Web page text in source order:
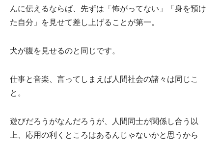
んに伝えるならば、先ずは「怖がってない」「身を預け
た自分」を見せて差し上げることが第一。
犬が腹を見せるのと同じです。
仕事と音楽、言ってしまえば人間社会の諸々は同じこ
と。
遊びだろうがなんだろうが、人間同士が関係し合う以
上、応用の利くところはあるんじゃないかと思うから